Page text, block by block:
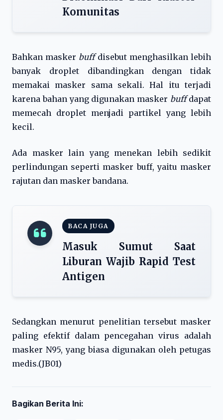
Komunitas
Bahkan masker buffdisebut menghasilkan lebih
banyak droplet dibandingkan dengan tidak
memakai masker sama sekali. Hal itu terjadi
karena bahan yang digunakan masker buffdapat
memecah droplet menjadi partikel yang lebih
kecil.
Ada masker lain yang menekan lebih sedikit
perlindungan seperti masker buff, yaitu masker
rajutan dan masker bandana.
BACA JUGA
Masuk Sumut Saat
Liburan Wajib Rapid Test
Antigen
Sedangkan menurut penelitian tersebut masker
paling efektif dalam pencegahan virus adalah
masker N95, yang biasa digunakan oleh petugas
medis.(JB01)
Bagikan Berita Ini: